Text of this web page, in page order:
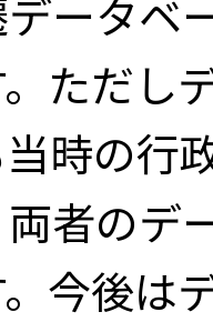
データ
ただし
時の行
者のデ
今後は